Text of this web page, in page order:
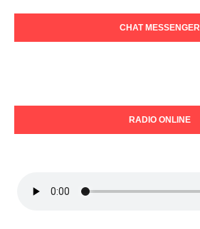
CHAT MESSENGER
RADIO ONLINE